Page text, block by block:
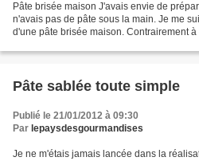
Pâte brisée maison J'avais envie de
n'avais pas de pâte sous la main. Je me
d'une pâte brisée maison. Contrairement
Pâte sablée toute simple
Publié le 21/01/2012 à 09:30
Par lepaysdesgourmandises
Je ne m'étais jamais lancée dans la